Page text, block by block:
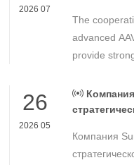
2026 07
The
advanced
provide
Americas.
26
2026 05
бизнеса в
Компания